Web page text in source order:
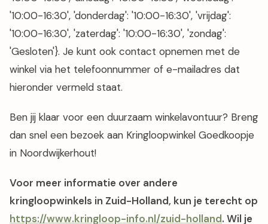
tot en met zaterdag volgens de tijden {'maandag':
'10:00-16:30', 'dinsdag': '10:00-16:30', 'woensdag':
'10:00-16:30', 'donderdag': '10:00-16:30', 'vrijdag':
'10:00-16:30', 'zaterdag': '10:00-16:30', 'zondag':
'Gesloten'}. Je kunt ook contact opnemen met de
hieronder vermeld staat.
Ben jij klaar voor een duurzaam winkelavontuur? Breng
in Noordwijkerhout!
Voor meer informatie over andere